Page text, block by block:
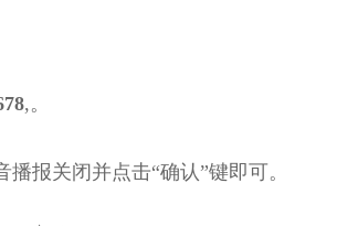
,。
报关闭并点击“确认”键即可。